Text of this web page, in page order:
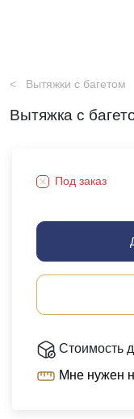
Вытяжки с багетом
Вытяжка с
Под заказ
Стоимость
Мне нужен